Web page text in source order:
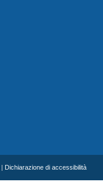
Dichiarazione di accessibilità